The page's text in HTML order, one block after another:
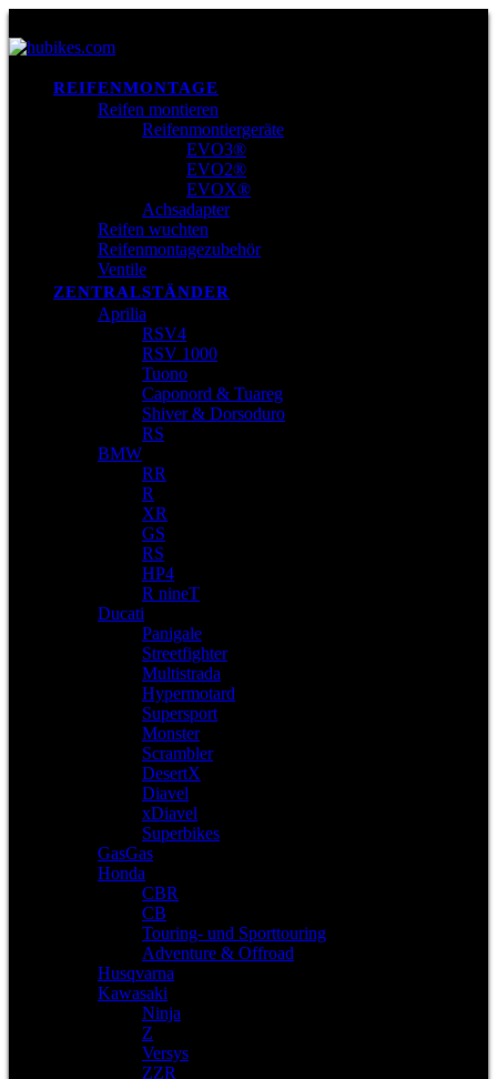
REIFENMONTAGE
Reifen montieren
Reifenmontiergeräte
EVO3®
EVO2®
EVOX®
Achsadapter
Reifen wuchten
Reifenmontagezubehör
Ventile
ZENTRALSTÄNDER
Aprilia
RSV4
RSV 1000
Tuono
Caponord & Tuareg
Shiver & Dorsoduro
RS
BMW
RR
R
XR
GS
RS
HP4
R nineT
Ducati
Panigale
Streetfighter
Multistrada
Hypermotard
Supersport
Monster
Scrambler
DesertX
Diavel
xDiavel
Superbikes
GasGas
Honda
CBR
CB
Touring- und Sporttouring
Adventure & Offroad
Husqvarna
Kawasaki
Ninja
Z
Versys
ZZR